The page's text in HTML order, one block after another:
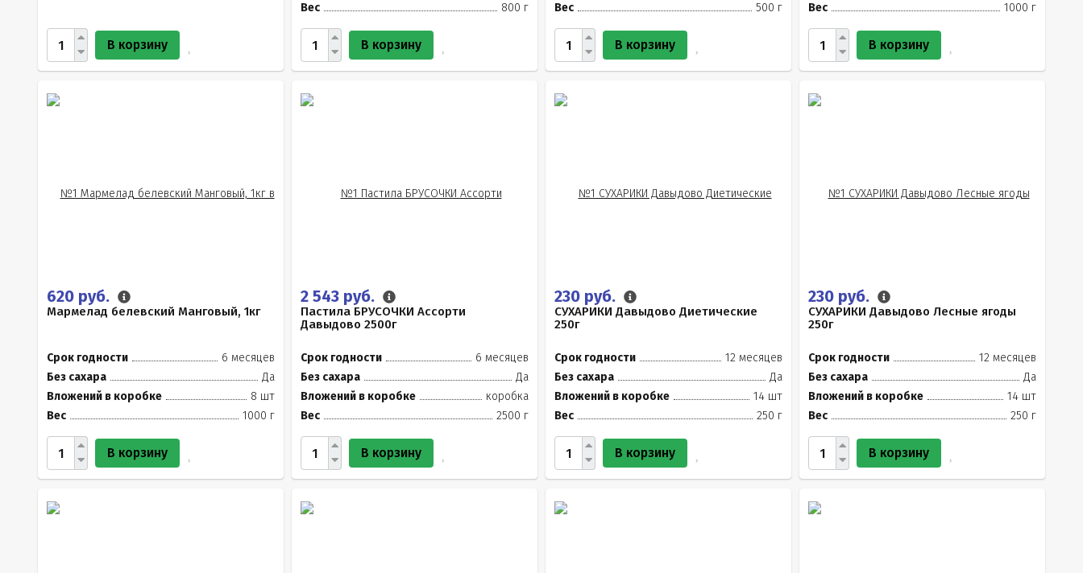
В корзину
Вес
800 г
В корзину
Вес
500 г
В корзину
Вес
1000 г
В корзину
620 руб.
Мармелад белевский Манговый, 1кг
Срок годности
6 месяцев
Без сахара
Да
Вложений в коробке
8 шт
Вес
1000 г
В корзину
2 543 руб.
Пастила БРУСОЧКИ Ассорти
Давыдово 2500г
Срок годности
6 месяцев
Без сахара
Да
Вложений в коробке
коробка
Вес
2500 г
В корзину
230 руб.
СУХАРИКИ Давыдово Диетические
250г
Срок годности
12 месяцев
Без сахара
Да
Вложений в коробке
14 шт
Вес
250 г
В корзину
230 руб.
СУХАРИКИ Давыдово Лесные ягоды
250г
Срок годности
12 месяцев
Без сахара
Да
Вложений в коробке
14 шт
Вес
250 г
В корзину